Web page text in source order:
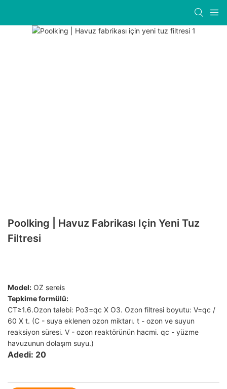
Poolking | Havuz Fabrikası Için Yeni Tuz
Filtresi
Model: OZ sereis
Tepkime formülü:
CT≥1.6.Ozon talebi: Po3=qc X O3. Ozon filtresi boyutu: V=qc /
60 X t. (C - suya eklenen ozon miktarı. t - ozon ve suyun
reaksiyon süresi. V - ozon reaktörünün hacmi. qc - yüzme
havuzunun dolaşım suyu.)
Adedi: 20